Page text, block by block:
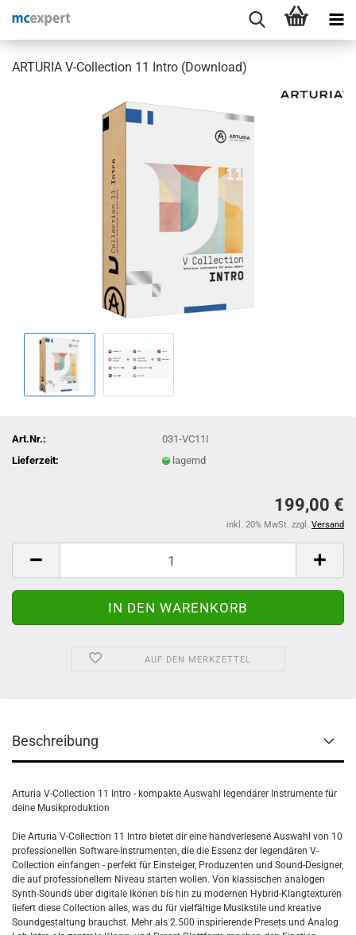
ARTURIA V-Collection 11 Intro (Download)
Art.Nr.:
031-VC11I
Lieferzeit:
lagernd
199,00 €
inkl. 20% MwSt. zzgl. Versand
AUF DEN MERKZETTEL
Beschreibung
Arturia V-Collection 11 Intro - kompakte Auswahl legendärer Instrumente für
deine Musikproduktion
Die Arturia V-Collection 11 Intro bietet dir eine handverlesene Auswahl von 10
professionellen Software-Instrumenten, die die Essenz der legendären V-
Collection einfangen - perfekt für Einsteiger, Produzenten und Sound-Designer,
die auf professionellem Niveau starten wollen. Von klassischen analogen
Synth-Sounds über digitale Ikonen bis hin zu modernen Hybrid-Klangtexturen
liefert diese Collection alles, was du für vielfältige Musikstile und kreative
Soundgestaltung brauchst. Mehr als 2.500 inspirierende Presets und Analog